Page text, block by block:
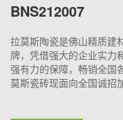
BNS212007
拉莫斯陶瓷是佛山精质建
牌，凭借强大的企业实力
强有力的保障，畅销全国
莫斯瓷砖现面向全国诚招